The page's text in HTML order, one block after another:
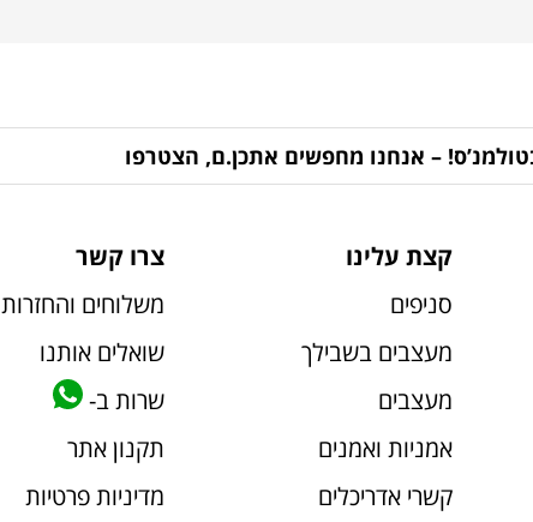
– אנחנו מחפשים אתכן.ם, הצטרפו
קצת עלינו
סניפים
מעצבים בשבילך
מעצבים
אמניות ואמנים
קשרי אדריכלים
צרו קשר
משלוחים והחזרות
שואלים אותנו
שרות ב-
תקנון אתר
מדיניות פרטיות